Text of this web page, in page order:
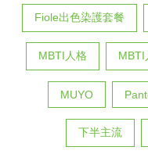
Fiole出色染護套餐
MBTI人格 MBTI
MUYO
下半主流